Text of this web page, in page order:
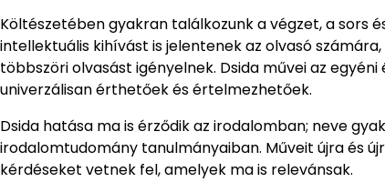
Költészetében gyakran találkozunk a végzet, a sors
intellektuális kihívást is jelentenek az olvasó
többszöri olvasást igényelnek. Dsida művei az
univerzálisan érthetőek és értelmezhetőek.
Dsida hatása ma is érződik az irodalomban; neve
irodalomtudomány tanulmányaiban. Műveit újra és
kérdéseket vetnek fel, amelyek ma is relevánsak.